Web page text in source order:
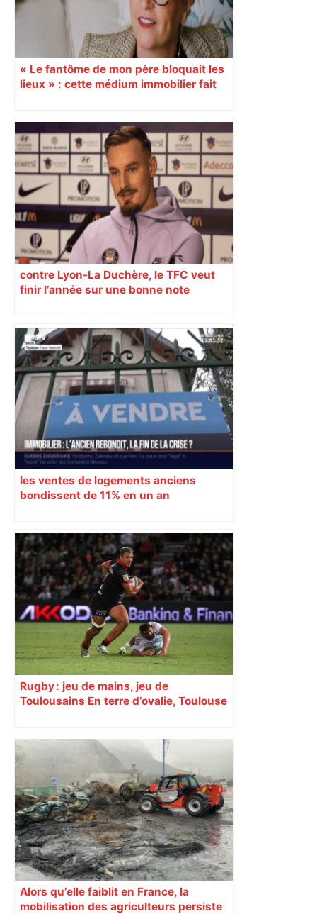
« Le fantôme de mon père bloquait les
lieux » : cette médium immobilier fait
contre Lyon-La Duchère, le TFC veut
finir l’année sur une bonne note
les ventes de logements anciens
bondissent de 11% en un an
Rugby : jeu de mains, jeu de
Toulousains En terre d’ovalie, Toulouse
revendiquant surtout son art du jeu en
mouvement, vif et spectaculaire.
Décryptage. Série (4 / 10)
Alors qu’elle faiblit en France, la
mobilisation des agriculteurs persiste